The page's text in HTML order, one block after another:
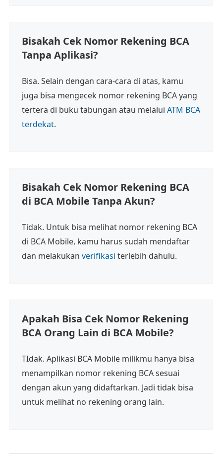
Bisakah Cek Nomor Rekening BCA
Tanpa Aplikasi?
Bisa. Selain dengan cara-cara di atas, kamu
juga bisa mengecek nomor rekening BCA yang
tertera di buku tabungan atau melalui ATM BCA
terdekat.
Bisakah Cek Nomor Rekening BCA
di BCA Mobile Tanpa Akun?
Tidak. Untuk bisa melihat nomor rekening BCA
di BCA Mobile, kamu harus sudah mendaftar
dan melakukan verifikasi terlebih dahulu.
Apakah Bisa Cek Nomor Rekening
BCA Orang Lain di BCA Mobile?
TIdak. Aplikasi BCA Mobile milikmu hanya bisa
menampilkan nomor rekening BCA sesuai
dengan akun yang didaftarkan. Jadi tidak bisa
untuk melihat no rekening orang lain.